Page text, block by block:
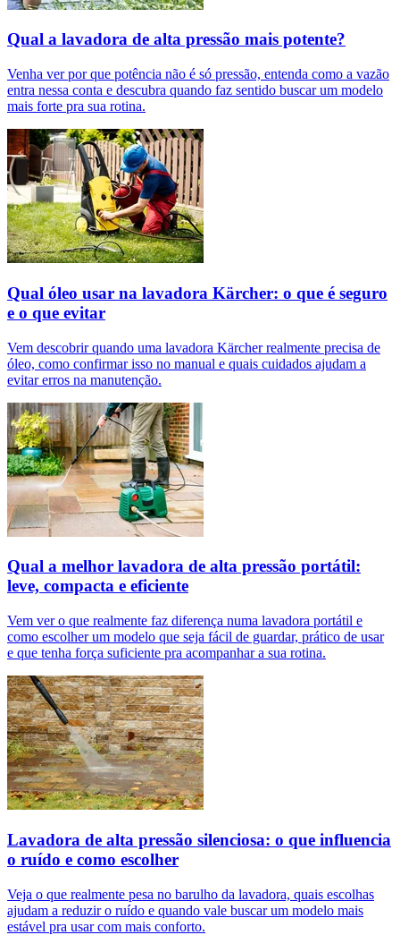
Qual a lavadora de alta pressão mais potente?
Venha ver por que potência não é só pressão, entenda como a vazão
entra nessa conta e descubra quando faz sentido buscar um modelo
mais forte pra sua rotina.
Qual óleo usar na lavadora Kärcher: o que é seguro
e o que evitar
Vem descobrir quando uma lavadora Kärcher realmente precisa de
óleo, como confirmar isso no manual e quais cuidados ajudam a
evitar erros na manutenção.
Qual a melhor lavadora de alta pressão portátil:
leve, compacta e eficiente
Vem ver o que realmente faz diferença numa lavadora portátil e
como escolher um modelo que seja fácil de guardar, prático de usar
e que tenha força suficiente pra acompanhar a sua rotina.
Lavadora de alta pressão silenciosa: o que influencia
o ruído e como escolher
Veja o que realmente pesa no barulho da lavadora, quais escolhas
ajudam a reduzir o ruído e quando vale buscar um modelo mais
estável pra usar com mais conforto.